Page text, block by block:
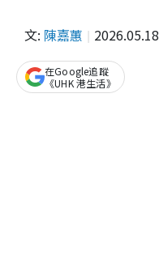
文: 陳嘉蕙 2026.05.18
在Google追蹤
《UHK 港生活》